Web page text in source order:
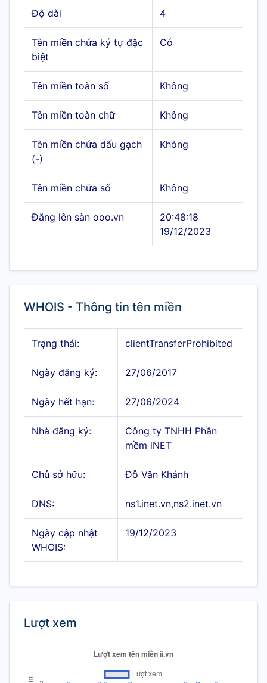
Độ dài 4
Tên miền chứa ký tự đặc
biệt
Có
Tên miền toàn số Không
Tên miền toàn chữ Không
Tên miền chứa dấu gạch
(-)
Không
Tên miền chứa số Không
Đăng lên sàn ooo.vn
20:48:18
19/12/2023
WHOIS - Thông tin tên miền
Trạng thái: clientTransferProhibited
Ngày đăng ký: 27/06/2017
Ngày hết hạn: 27/06/2024
Nhà đăng ký:
Công ty TNHH Phần
mềm iNET
Chủ sở hữu: Đỗ Văn Khánh
DNS: ns1.inet.vn,ns2.inet.vn
Ngày cập nhật
WHOIS:
19/12/2023
Lượt xem